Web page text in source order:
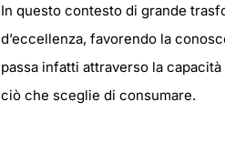
In questo contesto di grande
d’eccellenza, favorendo la
passa infatti attraverso la
ciò che sceglie di consumare.